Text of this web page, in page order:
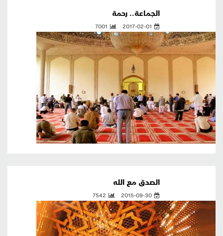
الجماعة.. رحمة
2017-02-01
7001
الصدق مع الله
2015-09-30
7542